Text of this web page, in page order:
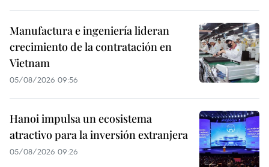
Manufactura e ingeniería lideran
crecimiento de la contratación en
Vietnam
05/08/2026 09:56
Hanoi impulsa un ecosistema
atractivo para la inversión extranjera
05/08/2026 09:26